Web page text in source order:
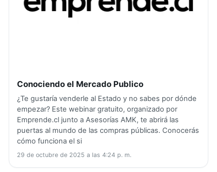
Conociendo el Mercado Publico
¿Te gustaría venderle al Estado y no sabes por dónde
empezar? Este webinar gratuito, organizado por
Emprende.cl junto a Asesorías AMK, te abrirá las
puertas al mundo de las compras públicas. Conocerás
cómo funciona el si
29 de octubre de 2025 a las 4:24 p. m.